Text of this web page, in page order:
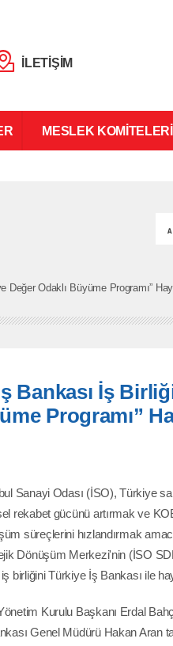
MESLEK KOMİTELERİ
İLETİŞİM
Odaklı Büyüme Programı”
Bankası İş
Programı”
Sanayi Odası (İSO), Türkiye
rekabet gücünü artırmak ve
süreçlerini hızlandırmak
Dönüşüm Merkezi'nin (İSO
birliğini Türkiye İş Bankası ile
Kurulu Başkanı Erdal
Genel Müdürü Hakan Aran